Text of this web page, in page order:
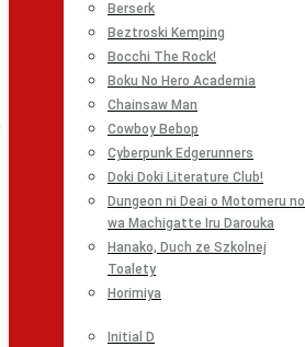
Berserk
Beztroski Kemping
Bocchi The Rock!
Boku No Hero Academia
Chainsaw Man
Cowboy Bebop
Cyberpunk Edgerunners
Doki Doki Literature Club!
Dungeon ni Deai o Motomeru no
wa Machigatte Iru Darouka
Hanako, Duch ze Szkolnej
Toalety
Horimiya
Initial D